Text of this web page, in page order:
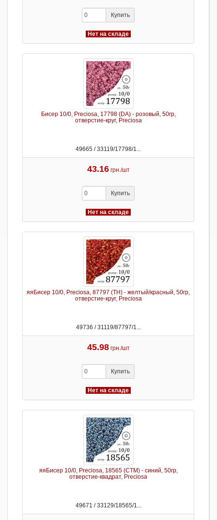
Купить
Нет на складе
Бисер 10/0, Preciosa, 17798 (DA) - розовый, 50гр,
отверстие-круг, Preciosa
49665 / 33119/17798/1...
43.16 грн./шт
Купить
Нет на складе
яяБисер 10/0, Preciosa, 87797 (TH) - желтый/красный, 50гр,
отверстие-круг, Preciosa
49736 / 31119/87797/1...
45.98 грн./шт
Купить
Нет на складе
яяБисер 10/0, Preciosa, 18565 (CTM) - синий, 50гр,
отверстие-квадрат, Preciosa
49671 / 33129/18565/1...